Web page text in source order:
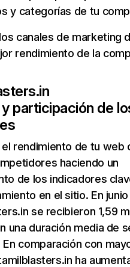
y categorías de tu
canales de marketing
rendimiento de la
participación de
rendimiento de tu web
haciendo un
de los indicadores
en el sitio. En junio
se recibieron 1,59
una duración media de
comparación con
ha